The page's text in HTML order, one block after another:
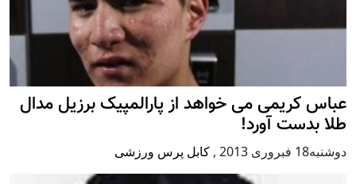
عباس کریمی می خواهد از پارالمپیک برزیل مدال
طلا بدست آورد!
دوشنبه18 فبروری 2013 , کابل پرس ورزشی